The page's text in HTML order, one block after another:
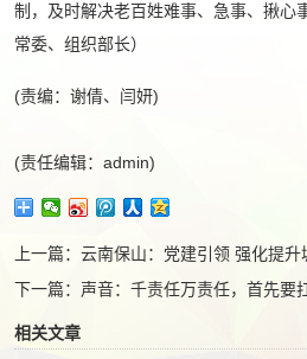
制，及时解决老百姓难事、急事、揪心
常委、组织部长）
(责编：谢倩、闫妍)
(责任编辑：admin)
上一篇： 云南保山：党建引领 强化提升
下一篇： 声音：千责任万责任，首先要
相关文章